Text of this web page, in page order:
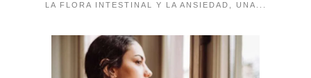
LA FLORA INTESTINAL Y LA ANSIEDAD, UNA...